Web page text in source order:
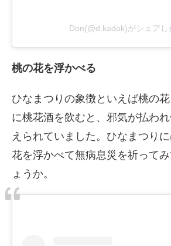
Don(@d.kadok)がシェアし
桃の花を浮かべる
ひなまつりの象徴といえば桃の
に桃花酒を飲むと、邪気が払わ
えられていました。ひなまつり
花を浮かべて無病息災を祈って
ょうか。